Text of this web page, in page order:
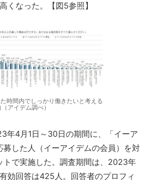
くなった。【図5参照】
時間内でしっかり働きたいと考える
アイデム調べ）
年4月1日～30日の期間に、「イーア
募した人（イーアイデムの会員）を対
トで実施した。調査期間は、2023年
効回答は425人。回答者のプロフィ